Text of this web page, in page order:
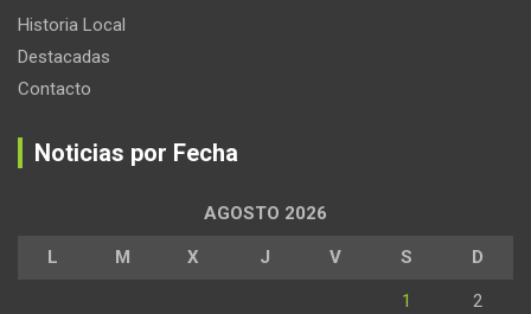
Historia Local
Destacadas
Contacto
Noticias por Fecha
AGOSTO 2026
L M X J V S D
1 2